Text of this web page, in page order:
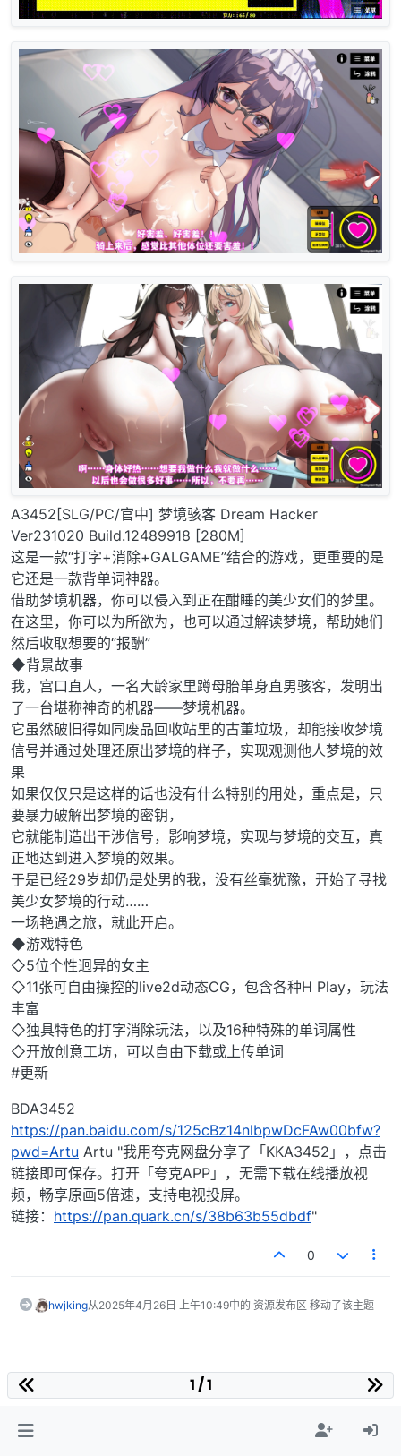
A3452[SLG/PC/官中] 梦境骇客 Dream Hacker
Ver231020 Build.12489918 [280M]
这是一款“打字+消除+GALGAME”结合的游戏，更重要的是
它还是一款背单词神器。
借助梦境机器，你可以侵入到正在酣睡的美少女们的梦里。
在这里，你可以为所欲为，也可以通过解读梦境，帮助她们
然后收取想要的“报酬”
◆背景故事
我，宫口直人，一名大龄家里蹲母胎单身直男骇客，发明出
了一台堪称神奇的机器——梦境机器。
它虽然破旧得如同废品回收站里的古董垃圾，却能接收梦境
信号并通过处理还原出梦境的样子，实现观测他人梦境的效
果
如果仅仅只是这样的话也没有什么特别的用处，重点是，只
要暴力破解出梦境的密钥，
它就能制造出干涉信号，影响梦境，实现与梦境的交互，真
正地达到进入梦境的效果。
于是已经29岁却仍是处男的我，没有丝毫犹豫，开始了寻找
美少女梦境的行动……
一场艳遇之旅，就此开启。
◆游戏特色
◇5位个性迥异的女主
◇11张可自由操控的live2d动态CG，包含各种H Play，玩法
丰富
◇独具特色的打字消除玩法，以及16种特殊的单词属性
◇开放创意工坊，可以自由下载或上传单词
#更新
BDA3452
https://pan.baidu.com/s/125cBz14nlbpwDcFAw00bfw?
pwd=Artu Artu "我用夸克网盘分享了「KKA3452」，点击
链接即可保存。打开「夸克APP」，无需下载在线播放视
频，畅享原画5倍速，支持电视投屏。
链接： https://pan.quark.cn/s/38b63b55dbdf"
0
hwjking从2025年4月26日 上午10:49中的 资源发布区 移动了该主题
1 / 1